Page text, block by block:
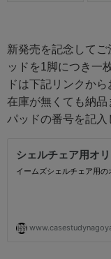
新発売を記念して
ッドを1脚につき一
ドは下記リンクか
在庫が無くても納品
パッドの番号を記